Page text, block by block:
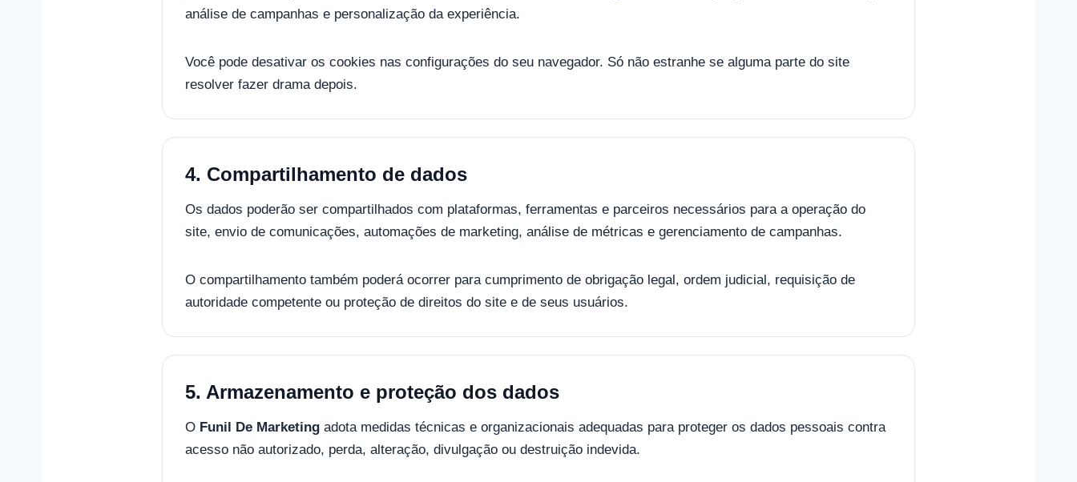
análise de campanhas e personalização da experiência.
Você pode desativar os cookies nas configurações do seu navegador. Só não estranhe se alguma parte do site
resolver fazer drama depois.
4. Compartilhamento de dados
Os dados poderão ser compartilhados com plataformas, ferramentas e parceiros necessários para a operação do
site, envio de comunicações, automações de marketing, análise de métricas e gerenciamento de campanhas.
O compartilhamento também poderá ocorrer para cumprimento de obrigação legal, ordem judicial, requisição de
autoridade competente ou proteção de direitos do site e de seus usuários.
5. Armazenamento e proteção dos dados
O Funil De Marketing adota medidas técnicas e organizacionais adequadas para proteger os dados pessoais contra
acesso não autorizado, perda, alteração, divulgação ou destruição indevida.